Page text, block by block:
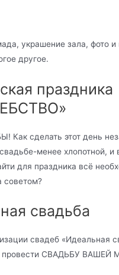
украшение зала, фото и
другое.
праздника
Как сделать этот день
менее хлопотной, и
для праздника всё
советом?
свадьба
свадеб «Идеальная
провести СВАДЬБУ ВАШЕЙ